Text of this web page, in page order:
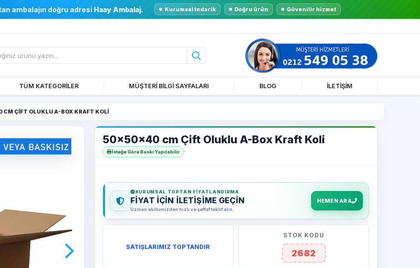
ambalajın doğru adresi Haay Ambalaj. Kurumsal tedarik Doğru ürün Güvenilir hizmet
TÜM KATEGORİLER MÜŞTERİ BİLGİ SAYFALARI BLOG İLETİŞİM
ÇIFT OLUKLU A-BOX KRAFT KOLI
50x50x40 cm Çift Oluklu A-Box Kraft Koli
İsteğe Göre Baskı Yapılabilir
KURUMSAL TOPTAN FIYATLANDIRMA
FİYAT İÇİN İLETİŞİME GEÇİN
Uzman ekibimizden hızlı ve şeffaf teklif alın.
HEMEN ARA
SATIŞLARIMIZ TOPTANDIR
STOK KODU
2682